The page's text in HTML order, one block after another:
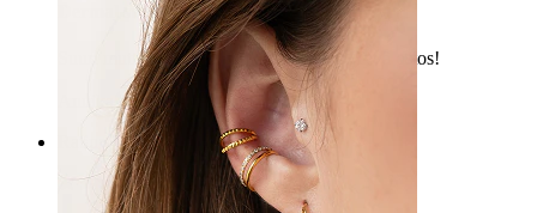
Dermal suurella jalokivellä
Suuri mutta kuitenkin mukava kantaa. Hyvä ostos!
Vahvistettu ostos
Rating